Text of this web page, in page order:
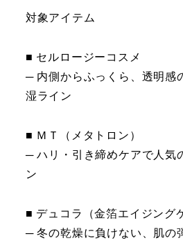
対象アイテム
■ セルロージーコスメ
─ 内側からふっくら、透明感
湿ライン
■ ＭＴ（メタトロン）
─ ハリ・引き締めケアで人気
ン
■ デュコラ（金箔エイジング
─ 冬の乾燥に負けない、肌の